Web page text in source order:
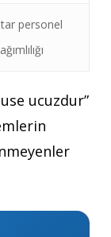
personel
ucuzdur”